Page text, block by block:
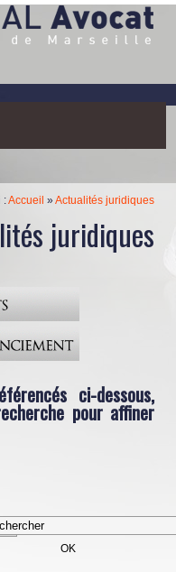
:Accueil »Actualités juridiques
juridiques
ci-dessous,
pour affiner